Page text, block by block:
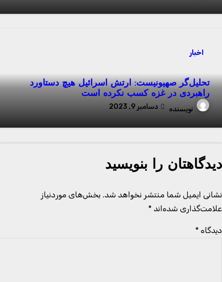
اخبار
تحلیل‌گر صهیونیست: ارتش اسرائیل هیچ دستاورد
راهبردی در غزه کسب نکرده است
نویسنده دسامبر 9, 2023
دیدگاهتان را بنویسید
نشانی ایمیل شما منتشر نخواهد شد. بخش‌های موردنیاز
علامت‌گذاری شده‌اند *
دیدگاه *